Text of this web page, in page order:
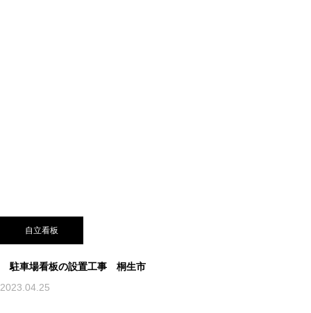
自立看板
駐車場看板の設置工事 桐生市
2023.04.25